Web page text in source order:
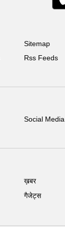
Sitemap
Rss Feeds
Social Media
ख़बर
गैजेट्स